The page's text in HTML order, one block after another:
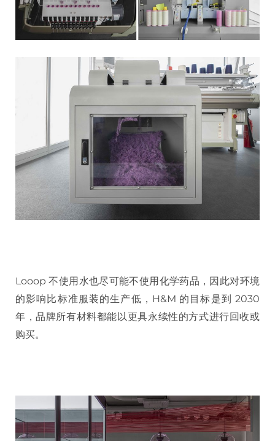
Looop 不使用水也尽可能不使用化学药品，因此对环境
的影响比标准服装的生产低，H&M 的目标是到 2030
年，品牌所有材料都能以更具永续性的方式进行回收或
购买。